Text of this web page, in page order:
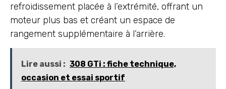
refroidissement placée à l’extrémité, offrant un
moteur plus bas et créant un espace de
rangement supplémentaire à l’arrière.
Lire aussi : 308 GTi : fiche technique,
occasion et essai sportif